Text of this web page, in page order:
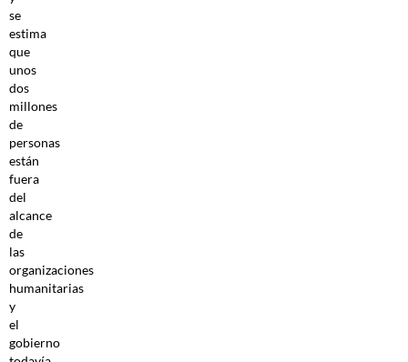
se
estima
que
unos
dos
millones
de
personas
están
fuera
del
alcance
de
las
organizaciones
humanitarias
y
el
gobierno